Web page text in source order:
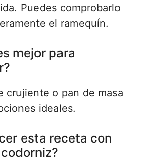
Puedes comprobarlo
el ramequín.
mejor para
crujiente o pan de masa
ideales.
esta receta con